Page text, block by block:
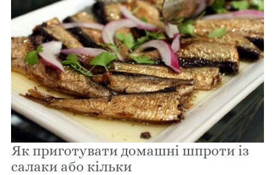
Як приготувати домашні шпроти із
салаки або кільки